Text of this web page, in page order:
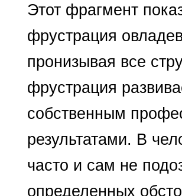
Этот фрагмент
фрустрация
пронизывая все
фрустрация
собственным
результатами. В
часто и сам не
определенных